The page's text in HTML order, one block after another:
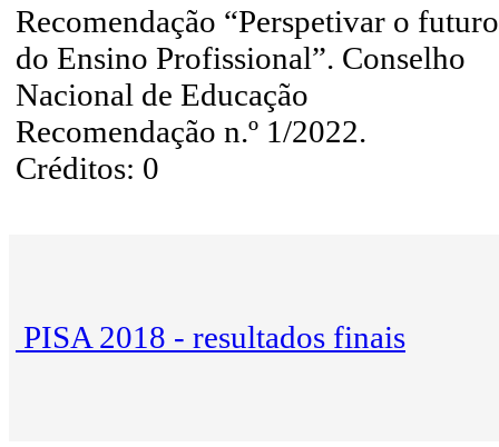
Recomendação “Perspetivar o futuro
do Ensino Profissional”. Conselho
Nacional de Educação
Recomendação n.º 1/2022.
Créditos: 0
PISA 2018 - resultados finais